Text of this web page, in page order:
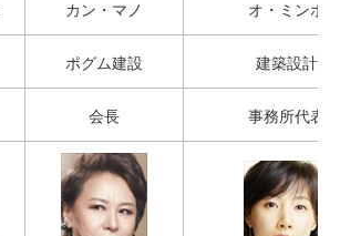
カン・マノ オ・ミンホ
ポグム建設 建築設計
会長 事務所代表